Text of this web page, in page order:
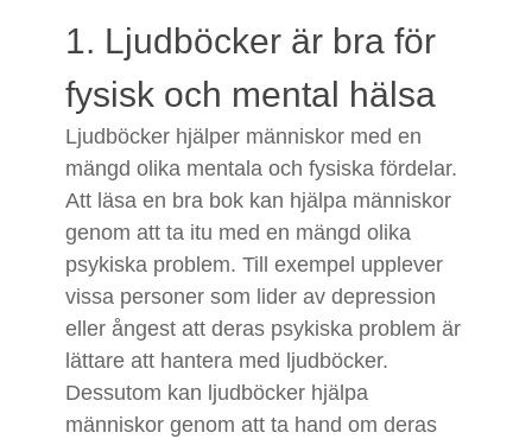
1. Ljudböcker är bra för
fysisk och mental hälsa
Ljudböcker hjälper människor med en
mängd olika mentala och fysiska fördelar.
Att läsa en bra bok kan hjälpa människor
genom att ta itu med en mängd olika
psykiska problem. Till exempel upplever
vissa personer som lider av depression
eller ångest att deras psykiska problem är
lättare att hantera med ljudböcker.
Dessutom kan ljudböcker hjälpa
människor genom att ta hand om deras